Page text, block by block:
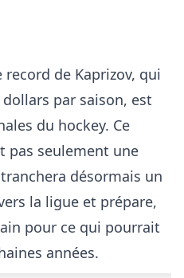
de Kaprizov, qui
par saison, est
du hockey. Ce
pas seulement une
désormais un
la ligue et prépare,
pour ce qui pourrait
années.